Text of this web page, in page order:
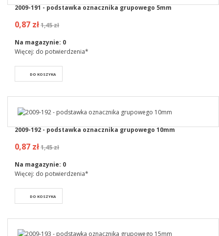
2009-191 - podstawka oznacznika grupowego 5mm
0,87 zł1,45 zł
Na magazynie: 0
Więcej: do potwierdzenia*
DO KOSZYKA
2009-192 - podstawka oznacznika grupowego 10mm
0,87 zł1,45 zł
Na magazynie: 0
Więcej: do potwierdzenia*
DO KOSZYKA